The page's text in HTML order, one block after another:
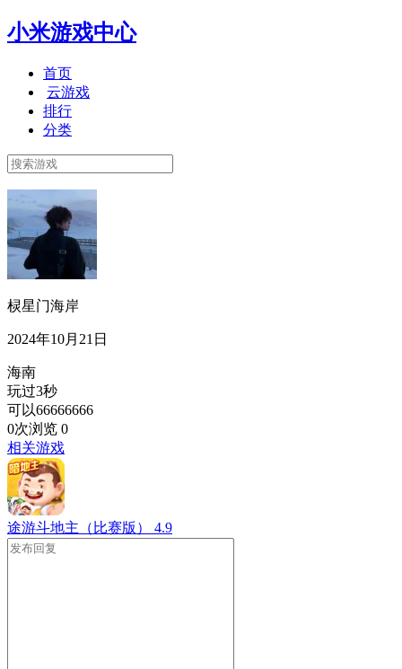
小米游戏中心
首页
云游戏
排行
分类
棂星门海岸
2024年10月21日
海南
玩过3秒
可以66666666
0次浏览 0
相关游戏
途游斗地主（比赛版） 4.9